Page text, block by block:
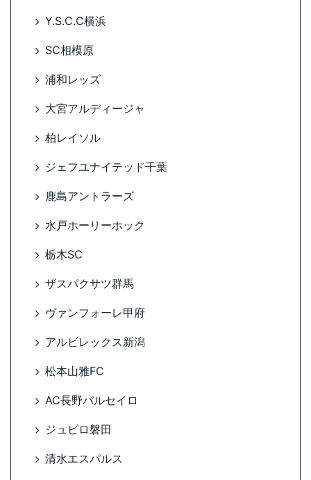
Y.S.C.C横浜
SC相模原
浦和レッズ
大宮アルディージャ
柏レイソル
ジェフユナイテッド千葉
鹿島アントラーズ
水戸ホーリーホック
栃木SC
ザスパクサツ群馬
ヴァンフォーレ甲府
アルビレックス新潟
松本山雅FC
AC長野パルセイロ
ジュビロ磐田
清水エスパルス